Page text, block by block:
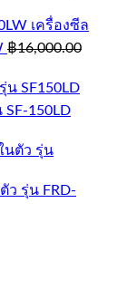
เครื่องซีล
฿16,000.00
150LD
ว รุ่น FRD-